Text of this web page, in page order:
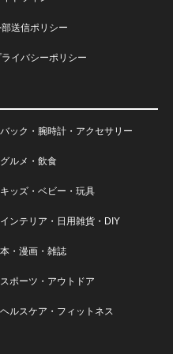
送信ポリシー
ライバシーポリシー
バック・腕時計・アクセサリー
グルメ・飲食
キッズ・ベビー・玩具
インテリア・日用雑貨・DIY
本・漫画・雑誌
スポーツ・アウトドア
ヘルスケア・フィットネス